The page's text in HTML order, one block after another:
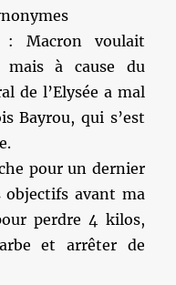
Macron voulait
mais à cause du
de l’Elysée a mal
Bayrou, qui s’est
pour un dernier
avant ma
perdre 4 kilos,
et arrêter de